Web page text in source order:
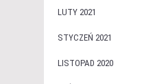
LUTY 2021
STYCZEŃ 2021
LISTOPAD 2020